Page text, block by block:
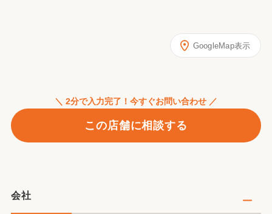
GoogleMap表示
＼ 2分で入力完了！今すぐお問い合わせ ／
この店舗に相談する
会社